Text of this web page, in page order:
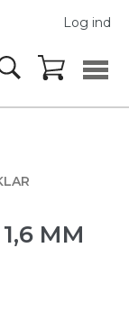
Log ind
MM